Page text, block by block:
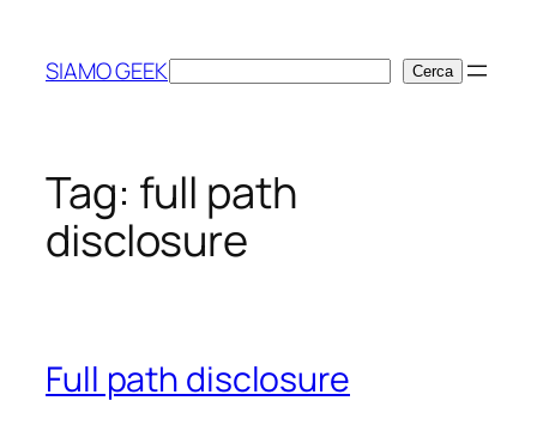
contenuto
SIAMO GEEKCerca Cerca
Tag: full path
disclosure
Full path disclosure